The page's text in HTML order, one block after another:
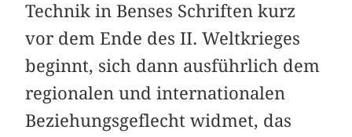
Technik in Benses Schriften kurz
vor dem Ende des II. Weltkrieges
beginnt, sich dann ausführlich dem
regionalen und internationalen
Beziehungsgeflecht widmet, das